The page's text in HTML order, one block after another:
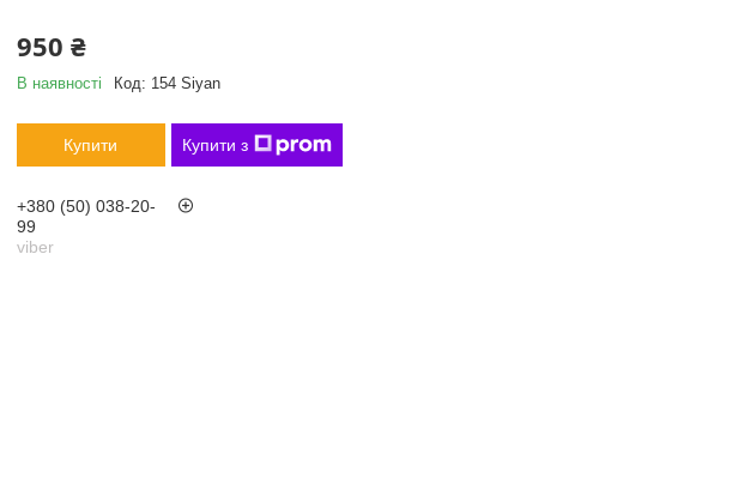
950 ₴
В наявності Код: 154 Siyan
Купити Купити з
+380 (50) 038-20-
99
viber